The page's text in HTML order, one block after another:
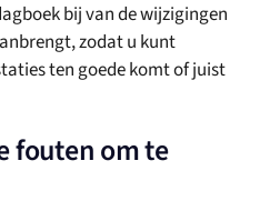
bij van de wijzigingen
zodat u kunt
ten goede komt of juist
fouten om te